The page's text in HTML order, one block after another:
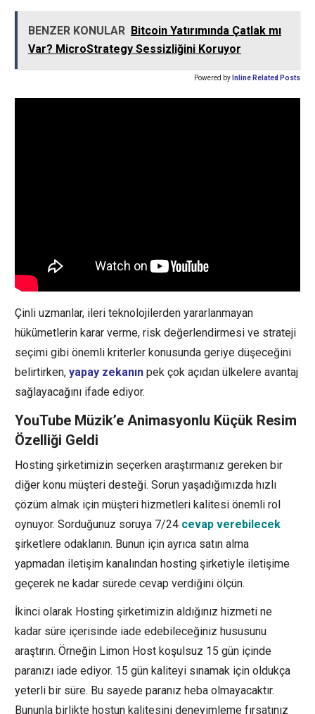
BENZER KONULAR Bitcoin Yatırımında Çatlak mı
Var? MicroStrategy Sessizliğini Koruyor
Powered by Inline Related Posts
Çinli uzmanlar, ileri teknolojilerden yararlanmayan
hükümetlerin karar verme, risk değerlendirmesi ve strateji
seçimi gibi önemli kriterler konusunda geriye düşeceğini
belirtirken, yapay zekanın pek çok açıdan ülkelere avantaj
sağlayacağını ifade ediyor.
YouTube Müzik’e Animasyonlu Küçük Resim
Özelliği Geldi
Hosting şirketimizin seçerken araştırmanız gereken bir
diğer konu müşteri desteği. Sorun yaşadığımızda hızlı
çözüm almak için müşteri hizmetleri kalitesi önemli rol
oynuyor. Sorduğunuz soruya 7/24 cevap verebilecek
şirketlere odaklanın. Bunun için ayrıca satın alma
yapmadan iletişim kanalından hosting şirketiyle iletişime
geçerek ne kadar sürede cevap verdiğini ölçün.
İkinci olarak Hosting şirketimizin aldığınız hizmeti ne
kadar süre içerisinde iade edebileceğiniz hususunu
araştırın. Örneğin Limon Host koşulsuz 15 gün içinde
paranızı iade ediyor. 15 gün kaliteyi sınamak için oldukça
yeterli bir süre. Bu sayede paranız heba olmayacaktır.
Bununla birlikte hostun kalitesini deneyimleme fırsatınız